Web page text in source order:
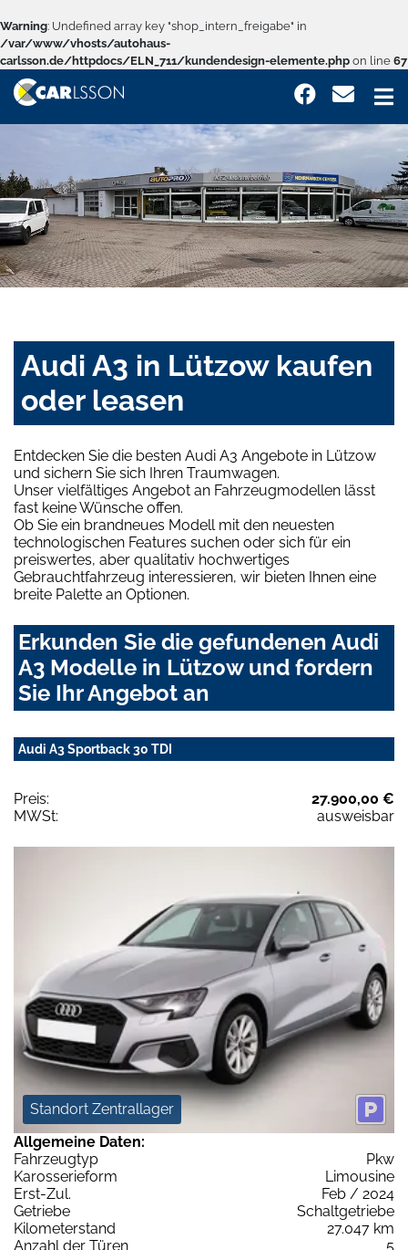
Warning: Undefined array key "shop_intern_freigabe" in
/var/www/vhosts/autohaus-
carlsson.de/httpdocs/ELN_711/kundendesign-elemente.php on line 67
Audi A3 in Lützow kaufen
oder leasen
Entdecken Sie die besten Audi A3 Angebote in Lützow
und sichern Sie sich Ihren Traumwagen.
Unser vielfältiges Angebot an Fahrzeugmodellen lässt
fast keine Wünsche offen.
Ob Sie ein brandneues Modell mit den neuesten
technologischen Features suchen oder sich für ein
preiswertes, aber qualitativ hochwertiges
Gebrauchtfahrzeug interessieren, wir bieten Ihnen eine
breite Palette an Optionen.
Erkunden Sie die gefundenen Audi
A3 Modelle in Lützow und fordern
Sie Ihr Angebot an
Audi A3 Sportback 30 TDI
Preis:
27.900,00 €
MWSt:
ausweisbar
Standort Zentrallager
Allgemeine Daten:
Fahrzeugtyp
Pkw
Karosserieform
Limousine
Erst-Zul.
Feb / 2024
Getriebe
Schaltgetriebe
Kilometerstand
27.047 km
Anzahl der Türen
5